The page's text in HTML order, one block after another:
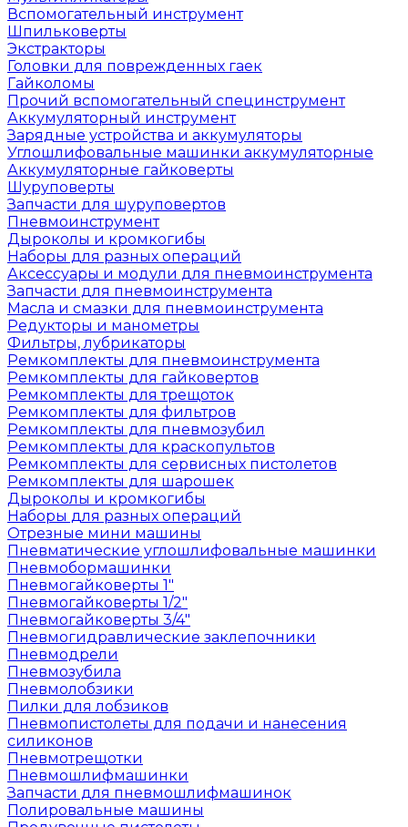
Вспомогательный инструмент
Шпильковерты
Экстракторы
Головки для поврежденных гаек
Гайколомы
Прочий вспомогательный специнструмент
Аккумуляторный инструмент
Зарядные устройства и аккумуляторы
Углошлифовальные машинки аккумуляторные
Аккумуляторные гайковерты
Шуруповерты
Запчасти для шуруповертов
Пневмоинструмент
Дыроколы и кромкогибы
Наборы для разных операций
Аксессуары и модули для пневмоинструмента
Запчасти для пневмоинструмента
Масла и смазки для пневмоинструмента
Редукторы и манометры
Фильтры, лубрикаторы
Ремкомплекты для пневмоинструмента
Ремкомплекты для гайковертов
Ремкомплекты для трещоток
Ремкомплекты для фильтров
Ремкомплекты для пневмозубил
Ремкомплекты для краскопультов
Ремкомплекты для сервисных пистолетов
Ремкомплекты для шарошек
Дыроколы и кромкогибы
Наборы для разных операций
Отрезные мини машины
Пневматические углошлифовальные машинки
Пневмобормашинки
Пневмогайковерты 1"
Пневмогайковерты 1/2"
Пневмогайковерты 3/4"
Пневмогидравлические заклепочники
Пневмодрели
Пневмозубила
Пневмолобзики
Пилки для лобзиков
Пневмопистолеты для подачи и нанесения
силиконов
Пневмотрещотки
Пневмошлифмашинки
Запчасти для пневмошлифмашинок
Полировальные машины